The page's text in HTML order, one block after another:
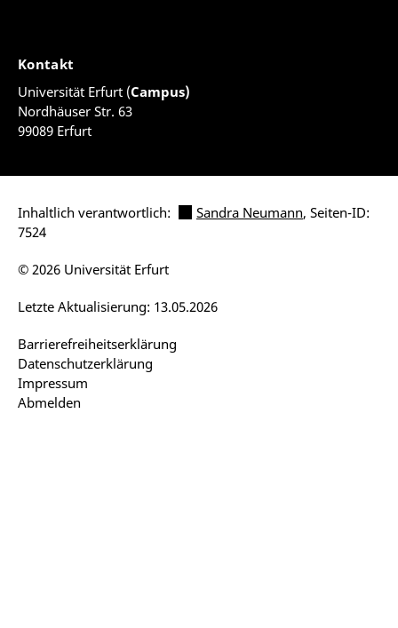
Kontakt
Universität Erfurt (Campus)
Nordhäuser Str. 63
99089 Erfurt
Inhaltlich verantwortlich: Sandra Neumann, Seiten-ID:
7524
Barrierefreiheitserklärung
Datenschutzerklärung
Impressum
Abmelden
Letzte Aktualisierung: 13.05.2026
© 2026 Universität Erfurt